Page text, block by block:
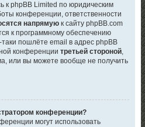
к phpBB Limited по юридическим
конференции, ответственности
напрямую к сайту phpBB.com
к программному обеспечению
пошлёте email в адрес phpBB
конференциитретьей стороной,
или вы можете вообще не получить
конференции?
могут использовать